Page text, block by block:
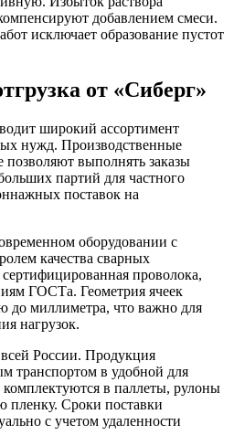
добавлением смеси.
исключает образование пустот
от «Сиберг»
широкий ассортимент
нужд. Производственные
выполнять заказы
партий для частного
поставок на
оборудовании с
качества сварных
проволока,
ГОСТа. Геометрия ячеек
до миллиметра, что важно для
нагрузок.
России. Продукция
транспортом в удобной для
комплектуются в паллеты, рулоны
пленку. Сроки поставки
с учетом удаленности